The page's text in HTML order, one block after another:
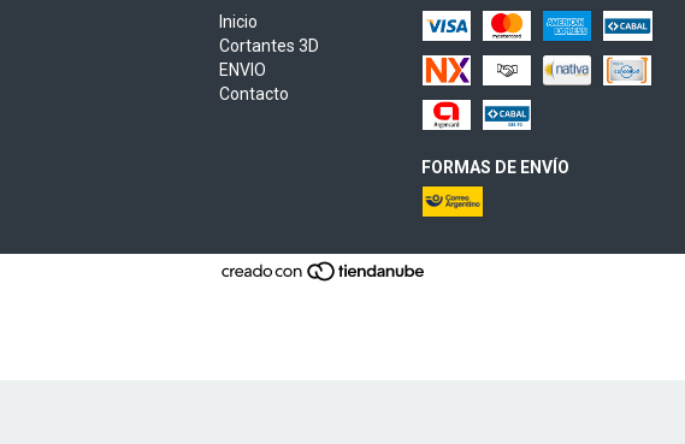
Inicio
Cortantes 3D
ENVIO
Contacto
FORMAS DE ENVÍO